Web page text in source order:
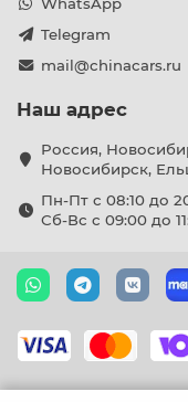
Telegram
mail@chinacars.ru
Наш адрес
Россия,
Новосибирск,
Пн-Пт с 08:10 до
Сб-Вс с 09:00 до